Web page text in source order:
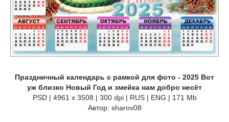
Праздничный календарь с рамкой для фото - 2025 Вот
уж близко Новый Год и змейка нам добро несёт
PSD | 4961 х 3508 | 300 dpi | RUS | ENG | 171 Mb
Автор: sharov08